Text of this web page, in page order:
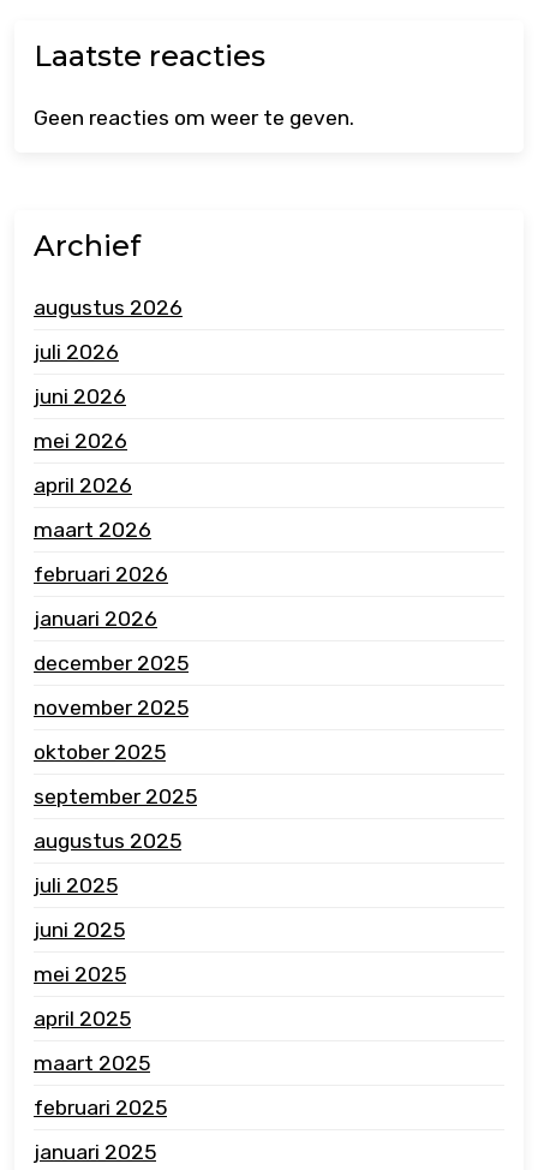
Laatste reacties
Geen reacties om weer te geven.
Archief
augustus 2026
juli 2026
juni 2026
mei 2026
april 2026
maart 2026
februari 2026
januari 2026
december 2025
november 2025
oktober 2025
september 2025
augustus 2025
juli 2025
juni 2025
mei 2025
april 2025
maart 2025
februari 2025
januari 2025